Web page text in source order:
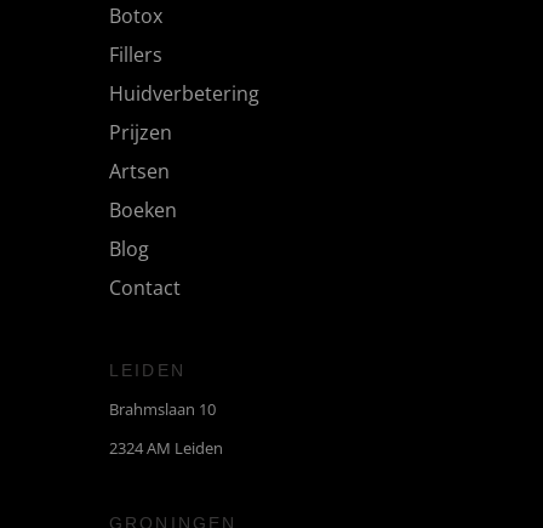
Botox
Fillers
Huidverbetering
Prijzen
Artsen
Boeken
Blog
Contact
LEIDEN
Brahmslaan 10
2324 AM Leiden
GRONINGEN